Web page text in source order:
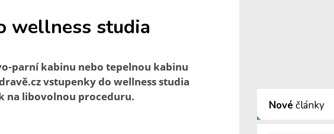
wellness studia
parní kabinu nebo tepelnou kabinu
vstupenky do wellness studia
na libovolnou proceduru.
Nové články